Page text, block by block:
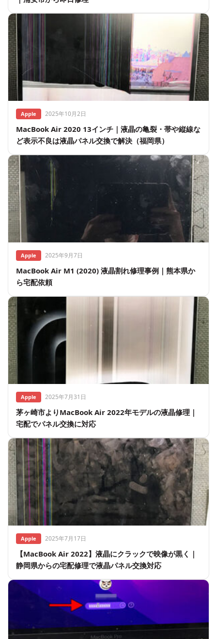
Apple 2025年10月2日
MacBook Air 2020 13インチ｜液晶の亀裂・帯や縦線な
ど表示不良は液晶パネル交換で解決（福岡県）
Apple 2025年9月7日
MacBook Air M1 (2020) 液晶割れ修理事例｜熊本県か
ら宅配依頼
Apple 2025年7月31日
茅ヶ崎市よりMacBook Air 2022年モデルの液晶修理｜
宅配でパネル交換に対応
Apple 2025年7月17日
【MacBook Air 2022】液晶にクラックで映像が黒く｜
静岡県からの宅配修理で液晶パネル交換対応